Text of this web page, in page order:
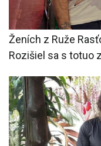
Ženích z Ruže
Rozišiel sa s totuo